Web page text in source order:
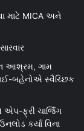
માટે MICA અને
આશ્રમ, ગામ
બહેનોએ સ્વૈચ્છિક
એપ-ફ્રી ચાર્જિંગ
કર્યા વિના